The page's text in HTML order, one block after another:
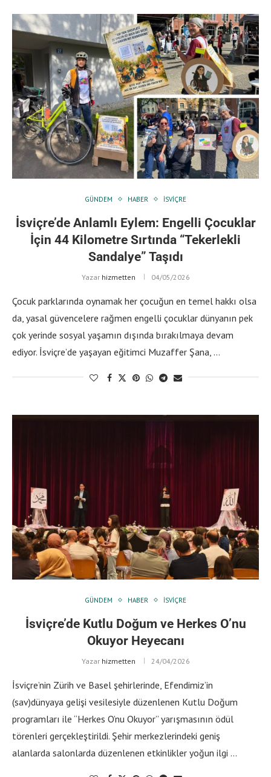
GÜNDEM HABER İSVIÇRE
İsviçre’de Anlamlı Eylem: Engelli Çocuklar
İçin 44 Kilometre Sırtında “Tekerlekli
Sandalye” Taşıdı
Yazar hizmetten 04/05/2026
Çocuk parklarında oynamak her çocuğun en temel hakkı olsa
da, yasal güvencelere rağmen engelli çocuklar dünyanın pek
çok yerinde sosyal yaşamın dışında bırakılmaya devam
ediyor. İsviçre’de yaşayan eğitimci Muzaffer Şana, …
GÜNDEM HABER İSVIÇRE
İsviçre’de Kutlu Doğum ve Herkes O’nu
Okuyor Heyecanı
Yazar hizmetten 24/04/2026
İsviçre’nin Zürih ve Basel şehirlerinde, Efendimiz’in
(sav)dünyaya gelişi vesilesiyle düzenlenen Kutlu Doğum
programları ile “Herkes O’nu Okuyor” yarışmasının ödül
törenleri gerçekleştirildi. Şehir merkezlerindeki geniş
alanlarda salonlarda düzenlenen etkinlikler yoğun ilgi …